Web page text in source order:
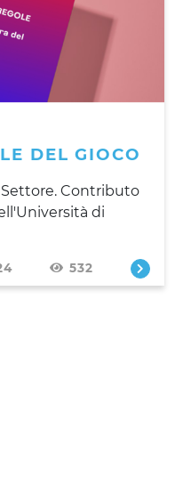
DEL GIOCO
Settore. Contributo
di
532